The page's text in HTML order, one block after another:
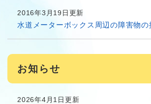
2016年3月19日更新
水道メーターボックス周辺の障害物の
お知らせ
2026年4月1日更新